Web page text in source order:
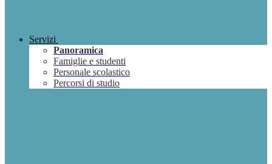
Servizi
Panoramica
Famiglie e studenti
Personale scolastico
Percorsi di studio